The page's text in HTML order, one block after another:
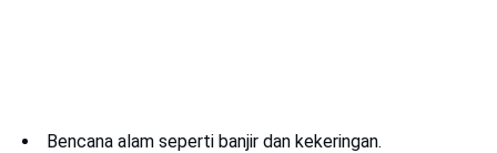
Bencana alam seperti banjir dan kekeringan.